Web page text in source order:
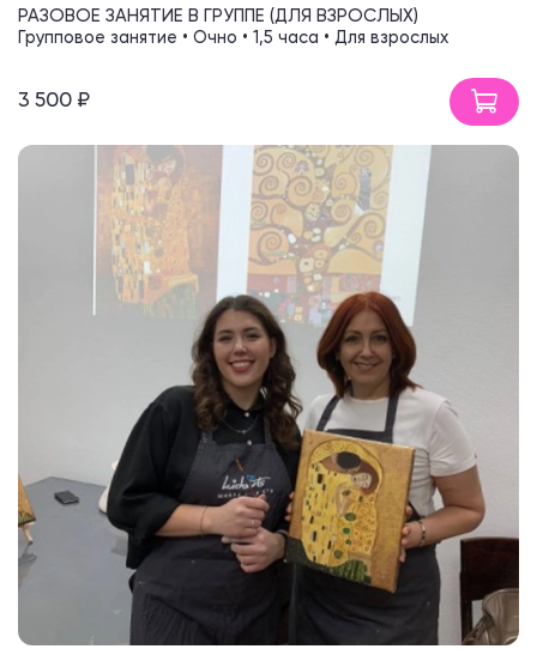
РАЗОВОЕ ЗАНЯТИЕ В ГРУППЕ (ДЛЯ ВЗРОСЛЫХ)
Групповое занятие • Очно • 1,5 часа • Для взрослых
3 500 ₽